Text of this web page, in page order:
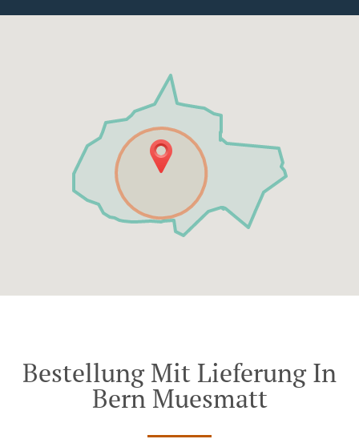
Bestellung Mit Lieferung In
Bern Muesmatt